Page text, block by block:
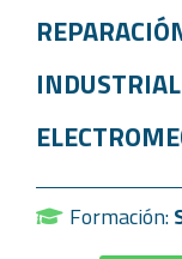
Formación: